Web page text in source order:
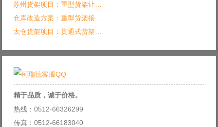
苏州货架项目：重型货架让…
仓库改造方案：重型货架接…
太仓货架项目：贯通式货架…
精于品质，诚于价格。
热线：0512-66326299
传真：0512-66183040